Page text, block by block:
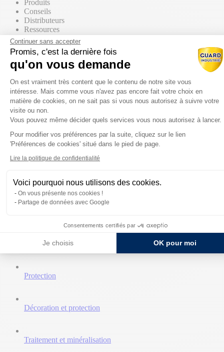
Produits
Conseils
Distributeurs
Ressources
Contact commercial
Nos Produits
Tous les produits
Par supports
Mur / Façade
Toiture
Par gammes
Nettoyant et décapant
Protection
Décoration et protection
Traitement et minéralisation
Continuer sans accepter
Promis, c'est la dernière fois
qu'on vous demande
Plateforme de Gestion du
On est vraiment très content que le contenu de notre site vous
intéresse. Mais comme vous n'avez pas encore fait votre choix en
matière de cookies, on ne sait pas si vous nous autorisez à suivre votre
visite ou non.
Vous pouvez même décider quels services vous nous autorisez à lancer.
Pour modifier vos préférences par la suite, cliquez sur le lien
'Préférences de cookies' situé dans le pied de page.
Lire la politique de confidentialité
Voici pourquoi nous utilisons des cookies.
On vous présente nos cookies !
Partage de données avec Google
Consentements certifiés par
Je choisis OK pour moi
Axeptio consent